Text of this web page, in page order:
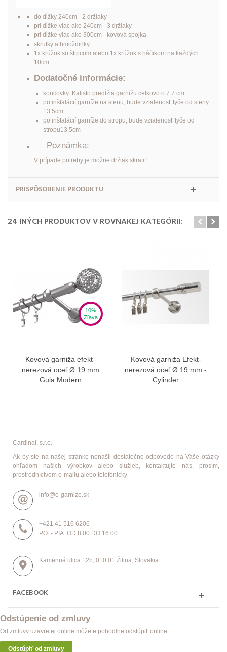
do dĺžky 240cm - 2 držiaky
pri dĺžke viac ako 240cm - 3 držiaky
pri dĺžke viac ako 300cm - kovová spojka
skrutky a hmoždinky
1x krúžok so štipcom alebo 1x krúžok s háčikom na každých
10cm
Dodatočné informácie:
koncovky Kalisto predĺžia garnížu celkovo o 7.7 cm
po inštalácií garníže na stenu, bude vzialenosť tyče od steny
13.5cm
po inštalácií garníže do stropu, bude vzialenosť tyče od
stropu13.5cm
Poznámka:
V prípade potreby je možne držiak skratiť.
PRISPÔSOBENIE PRODUKTU
24 INÝCH PRODUKTOV V ROVNAKEJ KATEGÓRII:
10%
Zľava
Kovová garniža efekt-
nerezová oceľ Ø 19 mm
Gula Modern
Kovová garniža Efekt-
nerezová oceľ Ø 19 mm -
Cylinder
Cardinal, s.r.o.
Ak by ste na našej stránke nenašli dostatočne odpovede na Vaše otázky
ohľadom našich výrobkov alebo služieb, kontaktujte nás, prosím,
prostredníctvom e-mailu alebo telefonicky
info@e-garnize.sk
+421 41 516 6206
PO. - PIA. OD 8:00 DO 16:00
Kamenná ulica 12b, 010 01 Žilina, Slovakia
FACEBOOK
Odstúpenie od zmluvy
Od zmluvy uzavretej online môžete pohodlne odstúpiť online.
Odstúpiť od zmluvy